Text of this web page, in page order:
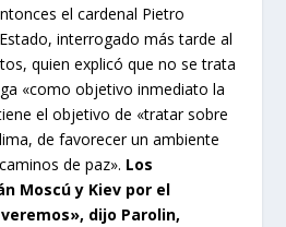
el cardenal Pietro
interrogado más tarde al
quien explicó que no se trata
«como objetivo inmediato la
el objetivo de «tratar sobre
de favorecer un ambiente
de paz». Los
Moscú y Kiev por el
dijo Parolin,